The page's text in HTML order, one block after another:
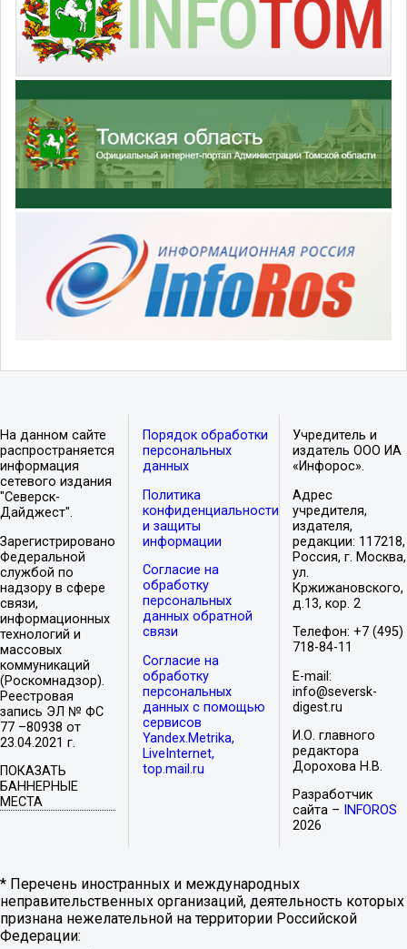
На данном сайте
распространяется
информация
сетевого издания
"Северск-
Дайджест".
Зарегистрировано
Федеральной
службой по
надзору в сфере
связи,
информационных
технологий и
массовых
коммуникаций
(Роскомнадзор).
Реестровая
запись ЭЛ № ФС
77 –80938 от
23.04.2021 г.
ПОКАЗАТЬ
БАННЕРНЫЕ
МЕСТА
Порядок обработки
персональных
данных
Политика
конфиденциальности
и защиты
информации
Согласие на
обработку
персональных
данных обратной
связи
Согласие на
обработку
персональных
данных с помощью
сервисов
Yandex.Metrika,
LiveInternet,
top.mail.ru
Учредитель и
издатель ООО ИА
«Инфорос».
Адрес
учредителя,
издателя,
редакции: 117218,
Россия, г. Москва,
ул.
Кржижановского,
д.13, кор. 2
Телефон: +7 (495)
718-84-11
E-mail:
info@seversk-
digest.ru
И.О. главного
редактора
Дорохова Н.В.
Разработчик
сайта –
INFOROS
2026
* Перечень иностранных и международных
неправительственных организаций, деятельность которых
признана нежелательной на территории Российской
Федерации: